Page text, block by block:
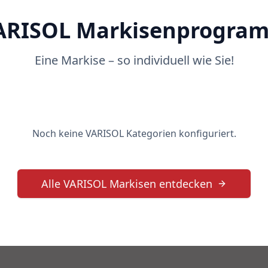
Eine Markise – so individuell wie Sie!
Noch keine VARISOL Kategorien konfiguriert.
Alle VARISOL Markisen entdecken